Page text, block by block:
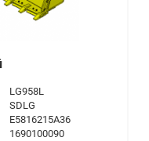
LG958L
SDLG
E5816215A36
1690100090